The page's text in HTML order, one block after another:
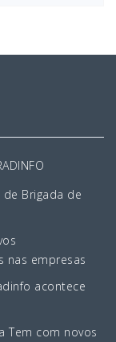
de Brigada de
nas empresas
acontece
Tem com novos